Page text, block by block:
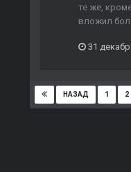
те же,
вложил
31
НАЗАД 1 2